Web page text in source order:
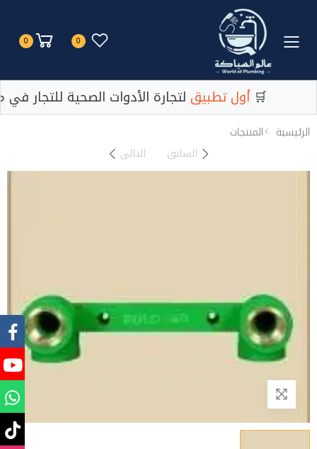
Toggle mobile menu
0
0
أول تطبيقلتجارة الأدوات الصحية للتجار لتجارة الأدوات الصحية للتجار في مصر 🛒
الرئيسية
المنتجات
السابق
التالى